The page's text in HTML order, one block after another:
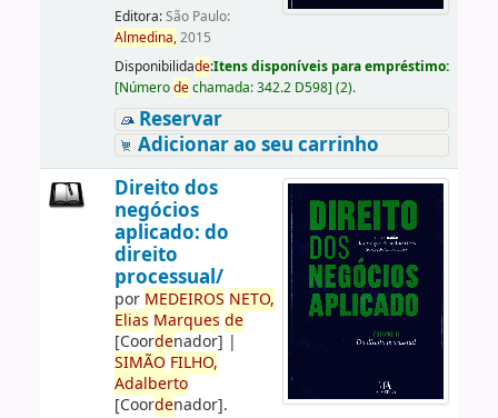
Editora:São Paulo:
Almedina,2015
Disponibilidade:Itens disponíveis para empréstimo:
[Númerodechamada:342.2 D598] (2).
Reservar
Adicionar ao seu carrinho
Direito dos
negócios
aplicado: do
direito
processual/
por MEDEIROS NETO,
Elias Marques de
[Coordenador] |
SIMÃO FILHO,
Adalberto
[Coordenador].